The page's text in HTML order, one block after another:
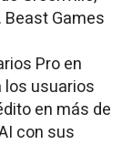
Beast Games
Pro en
los usuarios
en más de
con sus